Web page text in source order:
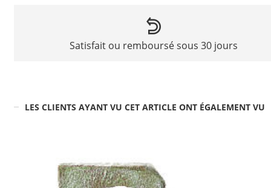
Satisfait ou remboursé sous 30 jours
LES CLIENTS AYANT VU CET ARTICLE ONT ÉGALEMENT VU